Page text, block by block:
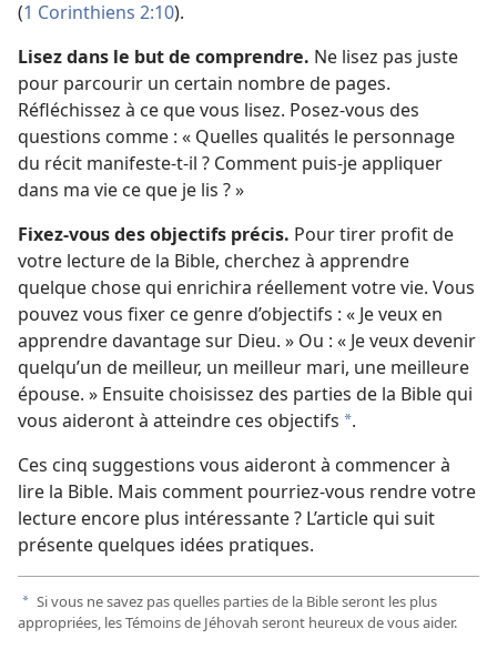
(1 Corinthiens 2:10).
Lisez dans le but de comprendre. Ne lisez pas juste
pour parcourir un certain nombre de pages.
Réfléchissez à ce que vous lisez. Posez-​vous des
questions comme : « Quelles qualités le personnage
du récit manifeste-​t-​il ? Comment puis-​je appliquer
dans ma vie ce que je lis ? »
Fixez-​vous des objectifs précis. Pour tirer profit de
votre lecture de la Bible, cherchez à apprendre
quelque chose qui enrichira réellement votre vie. Vous
pouvez vous fixer ce genre d’objectifs : « Je veux en
apprendre davantage sur Dieu. » Ou : « Je veux devenir
quelqu’un de meilleur, un meilleur mari, une meilleure
épouse. » Ensuite choisissez des parties de la Bible qui
vous aideront à atteindre ces objectifs a.
Ces cinq suggestions vous aideront à commencer à
lire la Bible. Mais comment pourriez-​vous rendre votre
lecture encore plus intéressante ? L’article qui suit
présente quelques idées pratiques.
a Si vous ne savez pas quelles parties de la Bible seront les plus
appropriées, les Témoins de Jéhovah seront heureux de vous aider.